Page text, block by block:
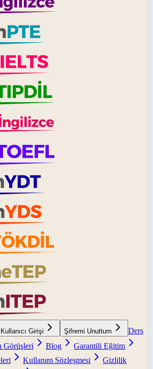
Kullanıcı Girişi Şifremi Unuttum
Ders
Görüşleri Blog
Garantili Eğitim
Kullanım Sözleşmesi
Gizlilik